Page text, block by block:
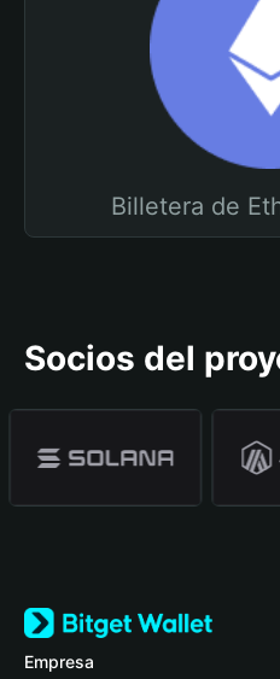
Billetera de
Socios del
Empresa